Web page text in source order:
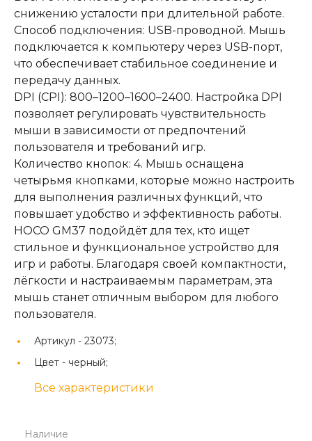
снижению усталости при длительной работе.
Способ подключения: USB-проводной. Мышь
подключается к компьютеру через USB-порт,
что обеспечивает стабильное соединение и
передачу данных.
DPI (CPI): 800–1200–1600–2400. Настройка DPI
позволяет регулировать чувствительность
мыши в зависимости от предпочтений
пользователя и требований игр.
Количество кнопок: 4. Мышь оснащена
четырьмя кнопками, которые можно настроить
для выполнения различных функций, что
повышает удобство и эффективность работы.
HOCO GM37 подойдёт для тех, кто ищет
стильное и функциональное устройство для
игр и работы. Благодаря своей компактности,
лёгкости и настраиваемым параметрам, эта
мышь станет отличным выбором для любого
пользователя.
Артикул - 23073;
Цвет - черный;
Все характеристики
Наличие